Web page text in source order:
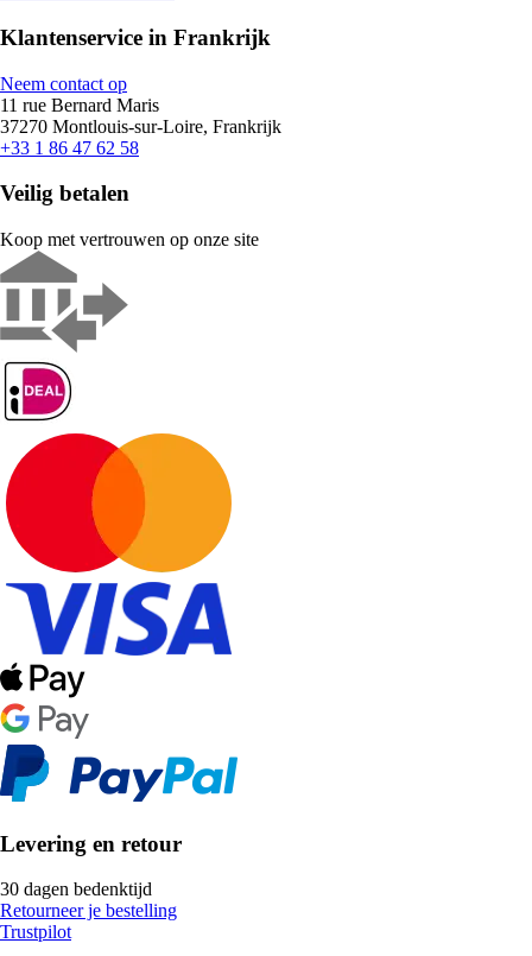
Klantenservice in Frankrijk
Neem contact op
11 rue Bernard Maris
37270 Montlouis-sur-Loire, Frankrijk
+33 1 86 47 62 58
Veilig betalen
Koop met vertrouwen op onze site
Levering en retour
30 dagen bedenktijd
Retourneer je bestelling
Trustpilot